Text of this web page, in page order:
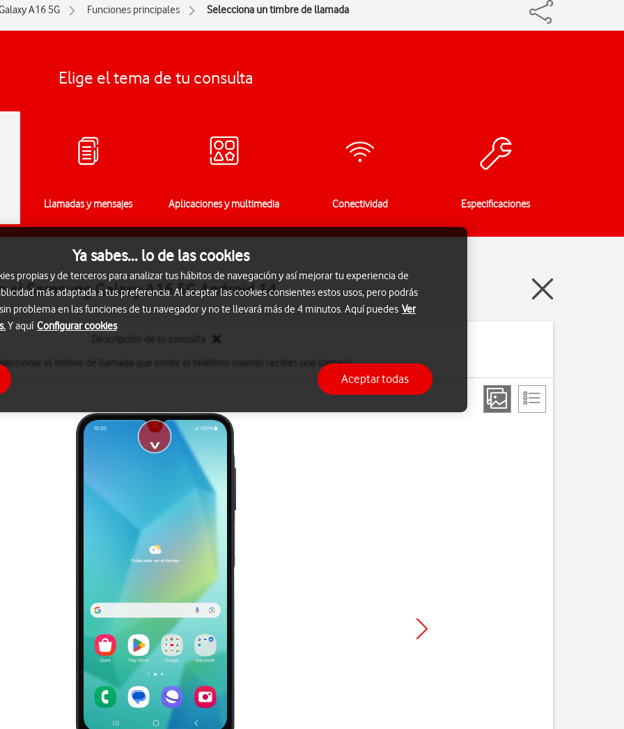
A16 5G Funciones principales Selecciona un timbre de llamada
Elige el tema de tu consulta
Llamadas y mensajes Aplicaciones y multimedia Conectividad Especificaciones
Samsung Galaxy A16 5G Android 14
el timbre de llamada que emite el teléfono cuando recibes una llamada.
Ya sabes... lo de las cookies
propias y de terceros para analizar tus hábitos de navegación y así mejorar tu experiencia de
más adaptada a tus preferencia. Al aceptar las cookies consientes estos usos, pero podrás
problema en las funciones de tu navegador y no te llevará más de 4 minutos. Aquí puedes Ver
Y aquí Configurar cookies
Aceptar todas